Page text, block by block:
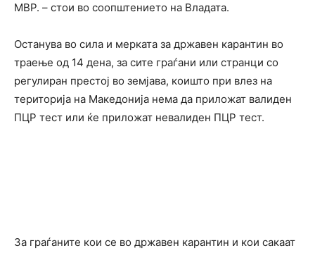
МВР. – стои во соопштението на Владата.
Oстанува во сила и мерката за државен карантин во
траење од 14 дена, за сите граѓани или странци со
регулиран престој во земјава, коишто при влез на
територија на Македонија нема да приложат валиден
ПЦР тест или ќе приложат невалиден ПЦР тест.
За граѓаните кои се во државен карантин и кои сакаат